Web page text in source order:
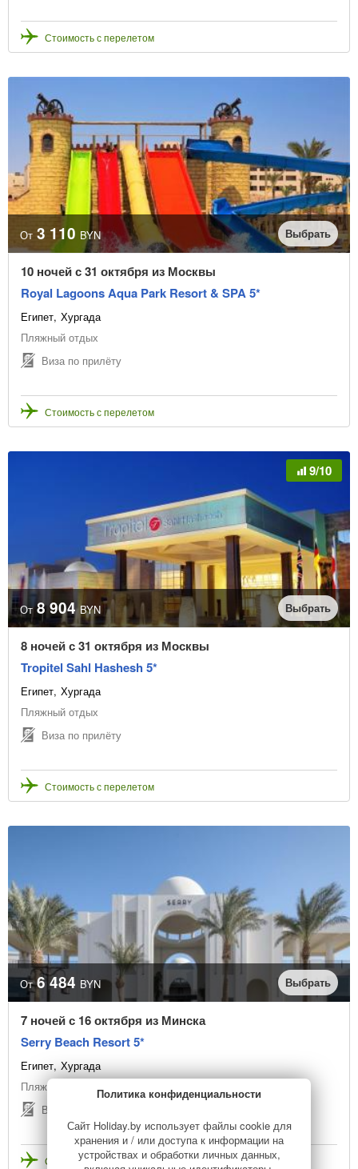
Стоимость с перелетом
От 3 110 BYN Выбрать
10 ночей с 31 октября из Москвы
Royal Lagoons Aqua Park Resort & SPA 5*
Египет Хургада
Пляжный отдых
Виза по прилёту
Стоимость с перелетом
9/10
От 8 904 BYN Выбрать
8 ночей с 31 октября из Москвы
Tropitel Sahl Hashesh 5*
Египет Хургада
Пляжный отдых
Виза по прилёту
Стоимость с перелетом
От 6 484 BYN Выбрать
7 ночей с 16 октября из Минска
Serry Beach Resort 5*
Египет Хургада
Пляжный отдых
Виза по прилёту
Стоимость с перелетом
Политика конфиденциальности
Сайт Holiday.by использует файлы cookie для
хранения и / или доступа к информации на
устройствах и обработки личных данных,